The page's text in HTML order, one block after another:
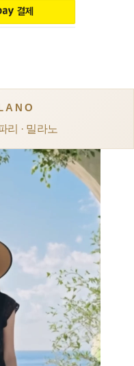
리 · 밀라노